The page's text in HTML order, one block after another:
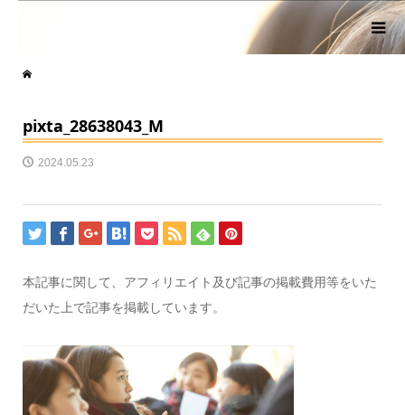
pixta_28638043_M
2024.05.23
本記事に関して、アフィリエイト及び記事の掲載費用等をいた
だいた上で記事を掲載しています。